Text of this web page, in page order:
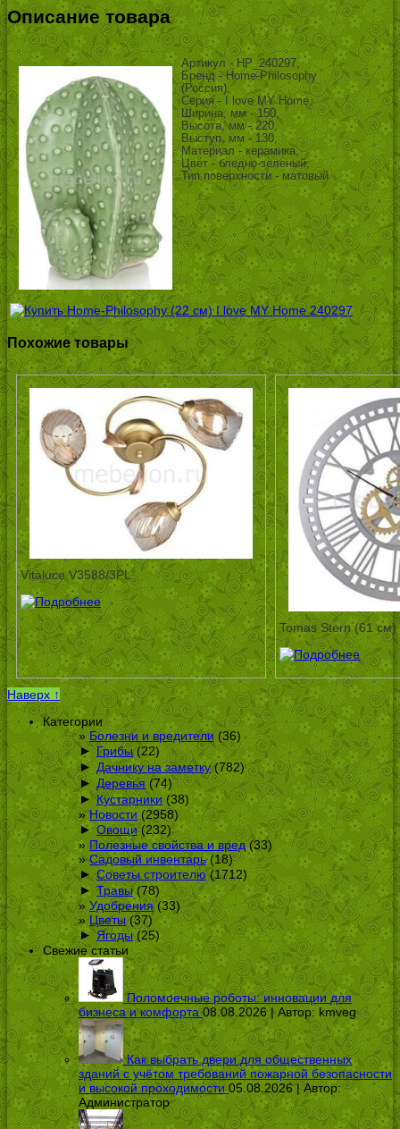
Описание товара
Артикул - HP_240297,
Бренд - Home-Philosophy
(Россия),
Серия - I love MY Home,
Ширина, мм - 150,
Высота, мм - 220,
Выступ, мм - 130,
Материал - керамика,
Цвет - бледно-зеленый,
Тип поверхности - матовый
Похожие товары
Vitaluce V3588/3PL
Tomas Stern (61 см)
Наверх ↑
Категории
Болезни и вредители (36)
► Грибы(22)
► Дачнику на заметку(782)
► Деревья (74)
► Кустарники (38)
Новости (2958)
► Овощи(232)
Полезные свойства и вред(33)
Садовый инвентарь(18)
► Советы строителю(1712)
► Травы(78)
Удобрения(33)
Цветы(37)
► Ягоды(25)
Свежие статьи
Поломоечные роботы: инновации для
бизнеса и комфорта 08.08.2026 | Автор:kmveg
Как выбрать двери для общественных
зданий с учётом требований пожарной безопасности
и высокой проходимости 05.08.2026 | Автор:
Администратор